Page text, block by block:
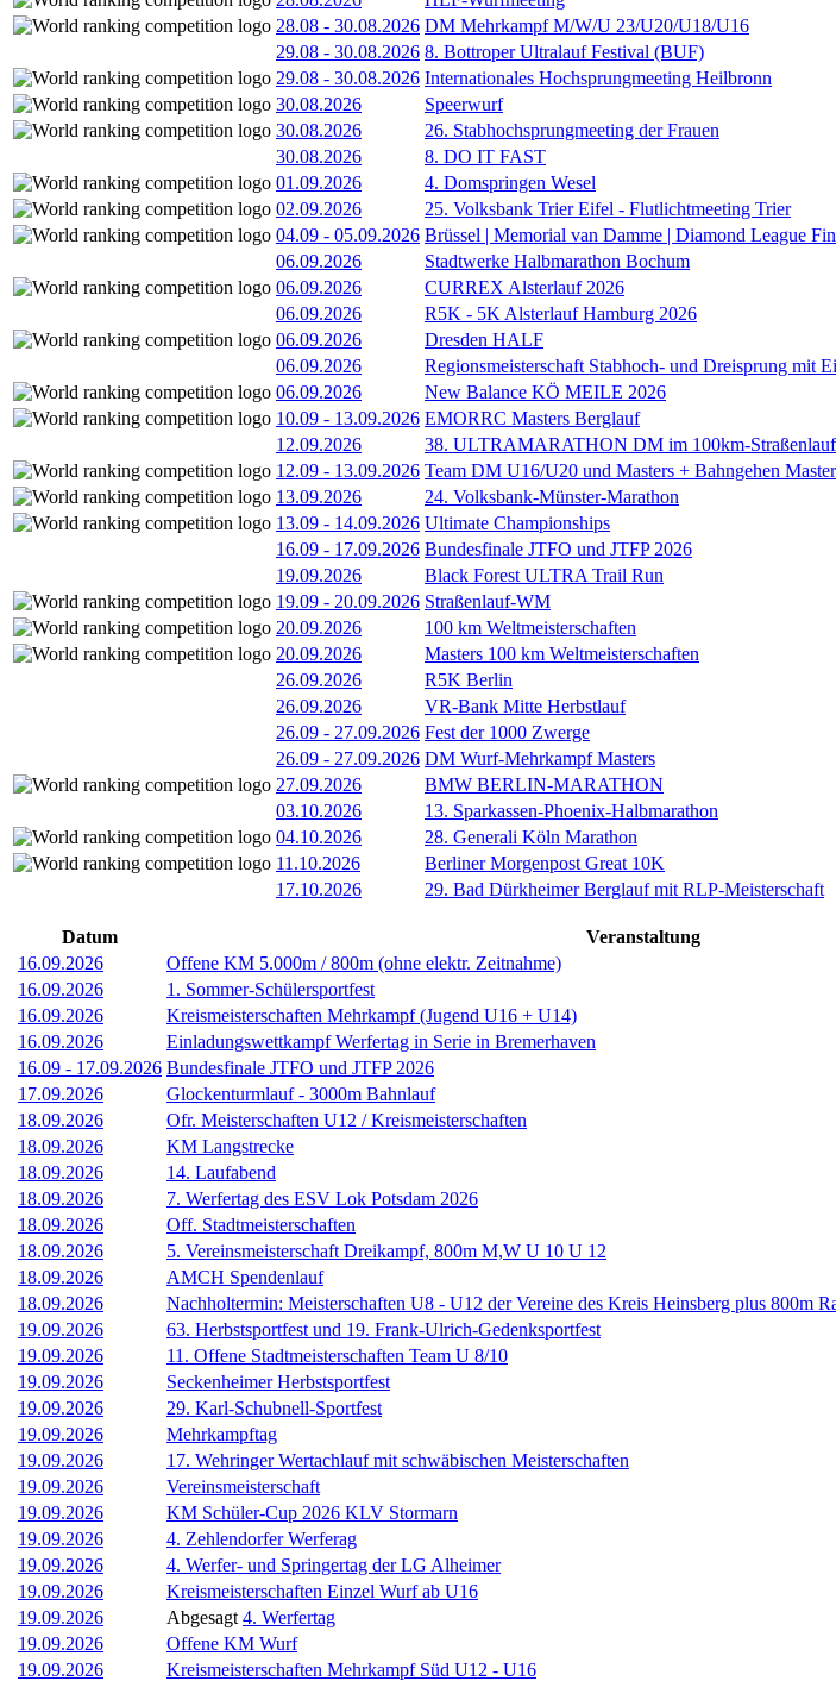
28.08 - 30.08.2026 DM Mehrkampf M/W/U 23/U20/U18/U16
29.08 - 30.08.2026 8. Bottroper Ultralauf Festival (BUF)
29.08 - 30.08.2026 Internationales Hochsprungmeeting Heilbronn
30.08.2026
Speerwurf
30.08.2026
26. Stabhochsprungmeeting der Frauen
30.08.2026
8. DO IT FAST
01.09.2026
4. Domspringen Wesel
02.09.2026
25. Volksbank Trier Eifel - Flutlichtmeeting Trier
04.09 - 05.09.2026 Brüssel | Memorial van Damme | Diamond League
06.09.2026
Stadtwerke Halbmarathon Bochum
06.09.2026
CURREX Alsterlauf 2026
06.09.2026
R5K - 5K Alsterlauf Hamburg 2026
06.09.2026
Dresden HALF
06.09.2026
Regionsmeisterschaft Stabhoch- und Dreisprung mit
06.09.2026
New Balance KÖ MEILE 2026
10.09 - 13.09.2026 EMORRC Masters Berglauf
12.09.2026
38. ULTRAMARATHON DM im 100km-Straßenlauf
12.09 - 13.09.2026 Team DM U16/U20 und Masters + Bahngehen
13.09.2026
24. Volksbank-Münster-Marathon
13.09 - 14.09.2026 Ultimate Championships
16.09 - 17.09.2026 Bundesfinale JTFO und JTFP 2026
19.09.2026
Black Forest ULTRA Trail Run
19.09 - 20.09.2026 Straßenlauf-WM
20.09.2026
100 km Weltmeisterschaften
20.09.2026
Masters 100 km Weltmeisterschaften
26.09.2026
R5K Berlin
26.09.2026
VR-Bank Mitte Herbstlauf
26.09 - 27.09.2026 Fest der 1000 Zwerge
26.09 - 27.09.2026 DM Wurf-Mehrkampf Masters
27.09.2026
BMW BERLIN-MARATHON
03.10.2026
13. Sparkassen-Phoenix-Halbmarathon
04.10.2026
28. Generali Köln Marathon
11.10.2026
Berliner Morgenpost Great 10K
17.10.2026
29. Bad Dürkheimer Berglauf mit RLP-Meisterschaft
Datum Veranstaltung
16.09.2026
Offene KM 5.000m / 800m (ohne elektr. Zeitnahme)
16.09.2026
1. Sommer-Schülersportfest
16.09.2026
Kreismeisterschaften Mehrkampf (Jugend U16 + U14)
16.09.2026
Einladungswettkampf Werfertag in Serie in Bremerhaven
16.09 - 17.09.2026 Bundesfinale JTFO und JTFP 2026
17.09.2026
Glockenturmlauf - 3000m Bahnlauf
18.09.2026
Ofr. Meisterschaften U12 / Kreismeisterschaften
18.09.2026
KM Langstrecke
18.09.2026
14. Laufabend
18.09.2026
7. Werfertag des ESV Lok Potsdam 2026
18.09.2026
Off. Stadtmeisterschaften
18.09.2026
5. Vereinsmeisterschaft Dreikampf, 800m M,W U 10 U 12
18.09.2026
AMCH Spendenlauf
18.09.2026
Nachholtermin: Meisterschaften U8 - U12 der Vereine des Kreis Heinsberg plus 800m
19.09.2026
63. Herbstsportfest und 19. Frank-Ulrich-Gedenksportfest
19.09.2026
11. Offene Stadtmeisterschaften Team U 8/10
19.09.2026
Seckenheimer Herbstsportfest
19.09.2026
29. Karl-Schubnell-Sportfest
19.09.2026
Mehrkampftag
19.09.2026
17. Wehringer Wertachlauf mit schwäbischen Meisterschaften
19.09.2026
Vereinsmeisterschaft
19.09.2026
KM Schüler-Cup 2026 KLV Stormarn
19.09.2026
4. Zehlendorfer Werferag
19.09.2026
4. Werfer- und Springertag der LG Alheimer
19.09.2026
Kreismeisterschaften Einzel Wurf ab U16
19.09.2026
Abgesagt 4. Werfertag
19.09.2026
Offene KM Wurf
19.09.2026
Kreismeisterschaften Mehrkampf Süd U12 - U16